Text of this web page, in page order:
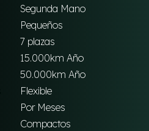
Segunda Mano
Pequeños
7 plazas
15.000km Año
50.000km Año
Flexible
Por Meses
Compactos